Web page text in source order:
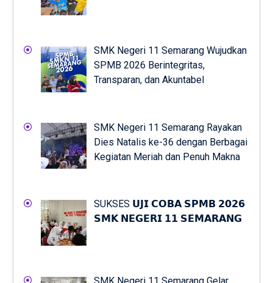
SMK Negeri 11 Semarang Wujudkan
SPMB 2026 Berintegritas,
Transparan, dan Akuntabel
SMK Negeri 11 Semarang Rayakan
Dies Natalis ke-36 dengan Berbagai
Kegiatan Meriah dan Penuh Makna
SUKSES 𝗨𝗝𝗜 𝗖𝗢𝗕𝗔 𝗦𝗣𝗠𝗕 𝟮𝟬𝟮𝟲
𝗦𝗠𝗞 𝗡𝗘𝗚𝗘𝗥𝗜 𝟭𝟭 𝗦𝗘𝗠𝗔𝗥𝗔𝗡𝗚